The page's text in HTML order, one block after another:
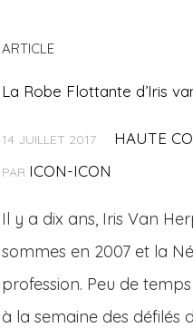
ARTICLE
La Robe Flottante d’Iris
14 JUILLET 2017 HAUTE
PAR ICON-ICON
Il y a dix ans, Iris Van
sommes en 2007 et la
profession. Peu de
à la semaine des défilés